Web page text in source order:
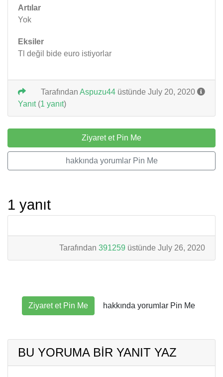
Artılar
Yok
Eksiler
Tl değil bide euro istiyorlar
Tarafından Aspuzu44 üstünde July 20, 2020
Yanıt(1 yanıt)
Ziyaret et Pin Me
hakkında yorumlar Pin Me
1 yanıt
Tarafından 391259 üstünde July 26, 2020
Ziyaret et Pin Me hakkında yorumlar Pin Me
BU YORUMA BIR YANIT YAZ